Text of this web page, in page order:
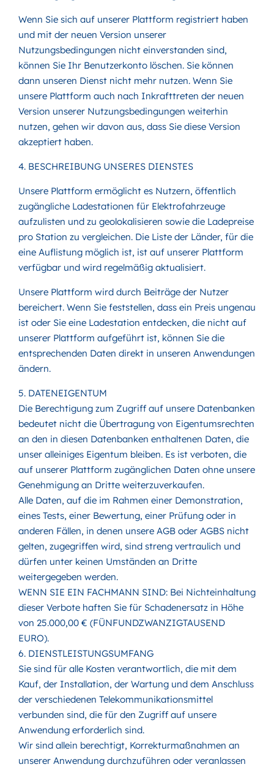
Wenn Sie sich auf unserer Plattform registriert haben
und mit der neuen Version unserer
Nutzungsbedingungen nicht einverstanden sind,
können Sie Ihr Benutzerkonto löschen. Sie können
dann unseren Dienst nicht mehr nutzen. Wenn Sie
unsere Plattform auch nach Inkrafttreten der neuen
Version unserer Nutzungsbedingungen weiterhin
nutzen, gehen wir davon aus, dass Sie diese Version
akzeptiert haben.
4. BESCHREIBUNG UNSERES DIENSTES
Unsere Plattform ermöglicht es Nutzern, öffentlich
zugängliche Ladestationen für Elektrofahrzeuge
aufzulisten und zu geolokalisieren sowie die Ladepreise
pro Station zu vergleichen. Die Liste der Länder, für die
eine Auflistung möglich ist, ist auf unserer Plattform
verfügbar und wird regelmäßig aktualisiert.
Unsere Plattform wird durch Beiträge der Nutzer
bereichert. Wenn Sie feststellen, dass ein Preis ungenau
ist oder Sie eine Ladestation entdecken, die nicht auf
unserer Plattform aufgeführt ist, können Sie die
entsprechenden Daten direkt in unseren Anwendungen
ändern.
5. DATENEIGENTUM
Die Berechtigung zum Zugriff auf unsere Datenbanken
bedeutet nicht die Übertragung von Eigentumsrechten
an den in diesen Datenbanken enthaltenen Daten, die
unser alleiniges Eigentum bleiben. Es ist verboten, die
auf unserer Plattform zugänglichen Daten ohne unsere
Genehmigung an Dritte weiterzuverkaufen.
Alle Daten, auf die im Rahmen einer Demonstration,
eines Tests, einer Bewertung, einer Prüfung oder in
anderen Fällen, in denen unsere AGB oder AGBS nicht
gelten, zugegriffen wird, sind streng vertraulich und
dürfen unter keinen Umständen an Dritte
weitergegeben werden.
WENN SIE EIN FACHMANN SIND: Bei Nichteinhaltung
dieser Verbote haften Sie für Schadenersatz in Höhe
von 25.000,00 € (FÜNFUNDZWANZIGTAUSEND
EURO).
6. DIENSTLEISTUNGSUMFANG
Sie sind für alle Kosten verantwortlich, die mit dem
Kauf, der Installation, der Wartung und dem Anschluss
der verschiedenen Telekommunikationsmittel
verbunden sind, die für den Zugriff auf unsere
Anwendung erforderlich sind.
Wir sind allein berechtigt, Korrekturmaßnahmen an
unserer Anwendung durchzuführen oder veranlassen